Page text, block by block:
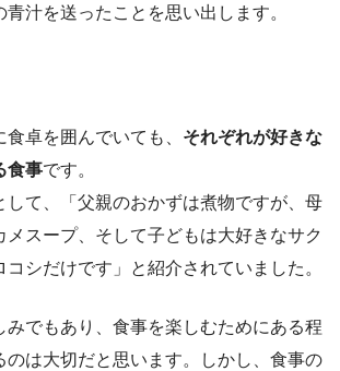
汁を送ったことを思い出します。
卓を囲んでいても、 それぞれが好きな
食事です。
して、「父親のおかずは煮物ですが、母
メスープ、そして子どもは大好きなサク
シだけです」と紹介されていました。
みでもあり、食事を楽しむためにある程
のは大切だと思います。しかし、食事の